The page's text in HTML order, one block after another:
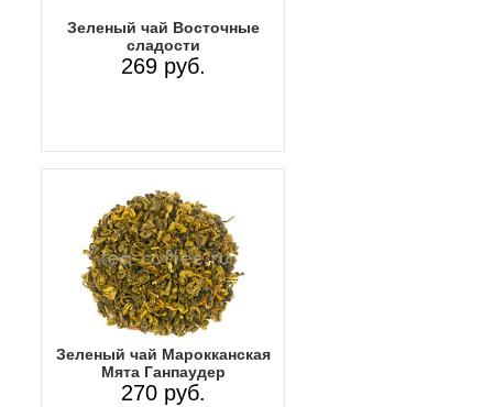
Зеленый чай Восточные
сладости
269 руб.
Зеленый чай Марокканская
Мята Ганпаудер
270 руб.